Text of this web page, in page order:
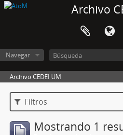
Archivo
Navegar
Archivo CEDEI UM
Filtros
Mostrando 1